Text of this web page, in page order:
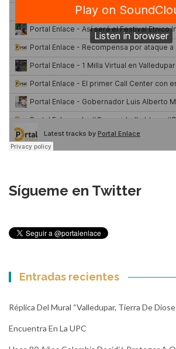
Sígueme en Twitter
Entradas recientes
Réplica Del Mural “Valledupar, Tierra De
Encuentra En La UPC